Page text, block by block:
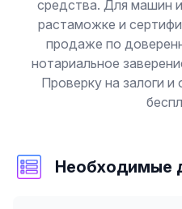
средства. Для
растаможке и
продаже по
нотариальное
Проверку на залоги и
Необходимые